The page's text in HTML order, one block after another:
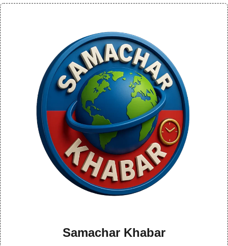
Samachar Khabar